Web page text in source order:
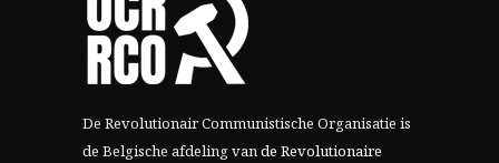
De Revolutionair Communistische Organisatie is
de Belgische afdeling vande Revolutionaire